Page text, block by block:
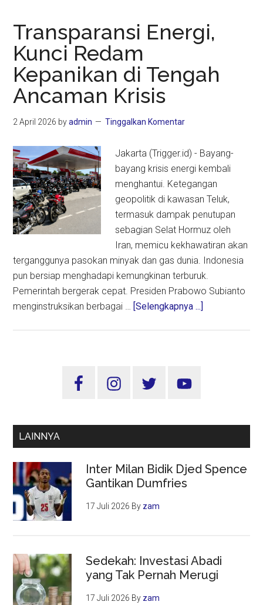
Transparansi Energi,
Kunci Redam
Kepanikan di Tengah
Ancaman Krisis
2 April 2026 byadmin Tinggalkan Komentar
Jakarta (Trigger.id) - Bayang-
bayang krisis energi kembali
menghantui. Ketegangan
geopolitik di kawasan Teluk,
termasuk dampak penutupan
sebagian Selat Hormuz oleh
Iran, memicu kekhawatiran akan
terganggunya pasokan minyak dan gas dunia. Indonesia
pun bersiap menghadapi kemungkinan terburuk.
Pemerintah bergerak cepat. Presiden Prabowo Subianto
menginstruksikan berbagai … [Selengkapnya ...]
Ancaman
Sidebar
LAINNYA
Inter Milan Bidik Djed Spence
Gantikan Dumfries
17 Juli 2026 By zam
Sedekah: Investasi Abadi
yang Tak Pernah Merugi
17 Juli 2026 By zam